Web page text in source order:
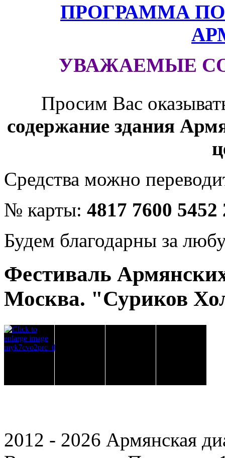
ПРОГРАММА
УВАЖАЕМЫЕ
Просим Вас
содержание здания
Средства можно
№ карты: 4817 7600 5452
Будем благодарны за
Фестиваль
Москва. "Суриков
2012 - 2026 Армянская